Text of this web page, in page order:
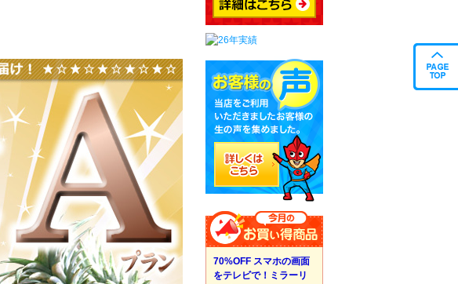
70%OFF スマホの画面
をテレビで！ミラーリ